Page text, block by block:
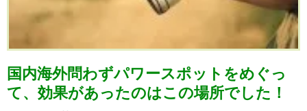
国内海外問わずパワースポットをめぐっ
て、効果があったのはこの場所でした！